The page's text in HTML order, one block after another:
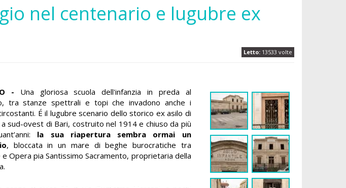
nel centenario e lugubre ex
Letto: 13533 volte
- Una gloriosa scuola dell'infanzia in preda al
tra stanze spettrali e topi che invadono anche i
É il lugubre scenario dello storico ex asilo di
a sud-ovest di Bari, costruito nel 1914 e chiuso da più
la sua riapertura sembra ormai un
, bloccata in un mare di beghe burocratiche tra
e Opera pia Santissimo Sacramento, proprietaria della